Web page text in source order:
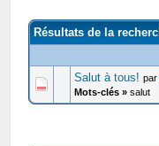
Résultats de la
Salut à tous!
Mots-clés »salut